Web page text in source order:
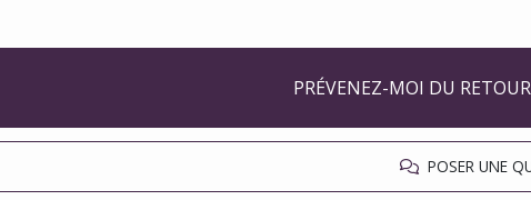
PRÉVENEZ-MOI DU
POSER UNE